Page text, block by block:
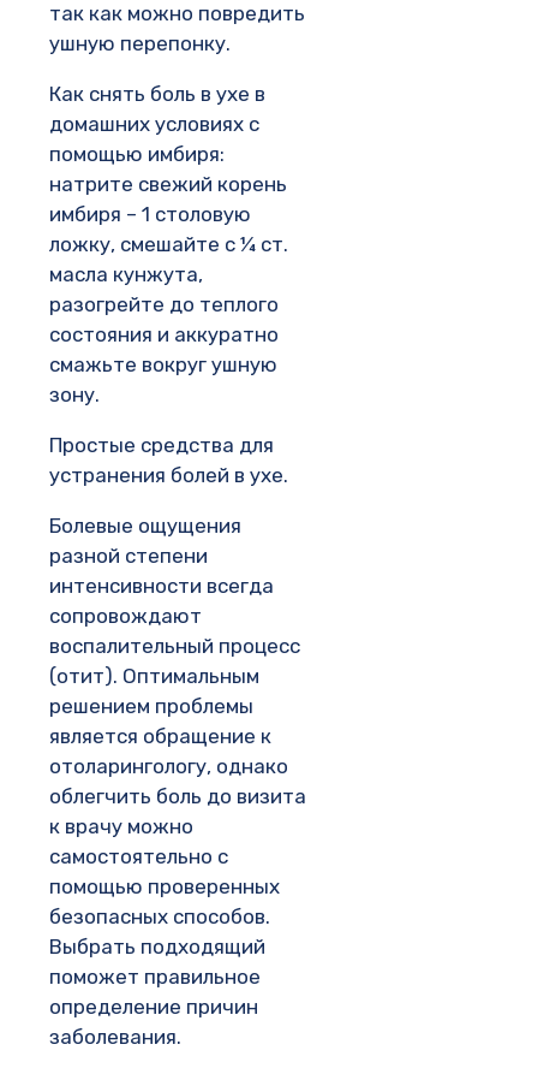
так как можно повредить
ушную перепонку.
Как снять боль в ухе в
домашних условиях с
помощью имбиря:
натрите свежий корень
имбиря – 1 столовую
ложку, смешайте с ¼ ст.
масла кунжута,
разогрейте до теплого
состояния и аккуратно
смажьте вокруг ушную
зону.
Простые средства для
устранения болей в ухе.
Болевые ощущения
разной степени
интенсивности всегда
сопровождают
воспалительный процесс
(отит). Оптимальным
решением проблемы
является обращение к
отоларингологу, однако
облегчить боль до визита
к врачу можно
самостоятельно с
помощью проверенных
безопасных способов.
Выбрать подходящий
поможет правильное
определение причин
заболевания.